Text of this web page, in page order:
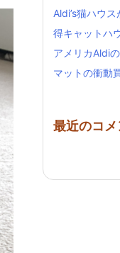
Aldi’s猫ハウ
得キャットハ
アメリカAldi
マットの衝動
最近のコメ